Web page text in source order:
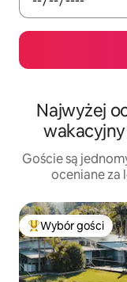
Najwyżej
Goście są
oceniane za
Najpopularniejsze
Wybór gości